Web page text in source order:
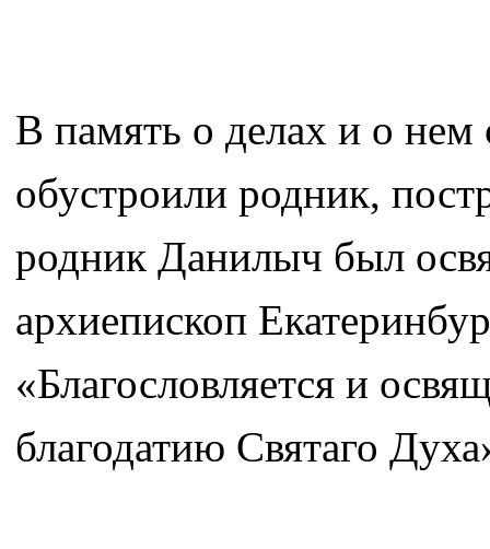
В память о делах и о нем
обустроили родник,
родник Данилыч был
архиепископ
«Благословляется и
благодатию Святаго